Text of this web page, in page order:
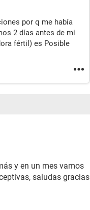
por q me había
2 días antes de mi
fértil) es Posible
y en un mes vamos
saludas gracias